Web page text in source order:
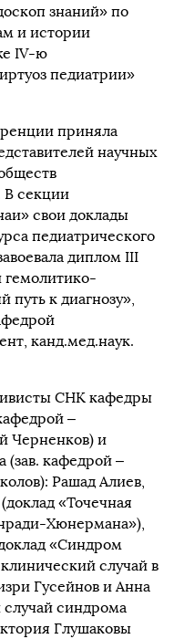
знаний» по
и истории
IV-ю
педиатрии»
приняла
научных
В секции
свои доклады
педиатрического
диплом III
гемолитико-
к диагнозу»,
канд.мед.наук.
СНК кафедры
–
Черненков) и
(зав. кафедрой –
Рашад Алиев,
«Точечная
Хюнермана»),
«Синдром
случай в
Гусейнов и Анна
синдрома
Глушаковы